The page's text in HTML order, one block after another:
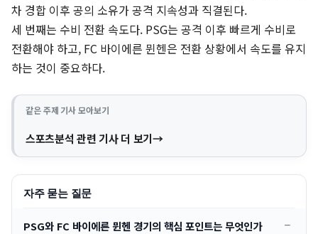
차 경합 이후 공의 소유가 공격 지속성과 직결된다.
세 번째는 수비 전환 속도다. PSG는 공격 이후 빠르게 수비로
전환해야 하고, FC 바이에른 뮌헨은 전환 상황에서 속도를 유지
하는 것이 중요하다.
같은 주제 기사 모아보기
스포츠분석 관련 기사 더 보기
자주 묻는 질문
PSG와 FC 바이에른 뮌헨 경기의 핵심 포인트는 무엇인가